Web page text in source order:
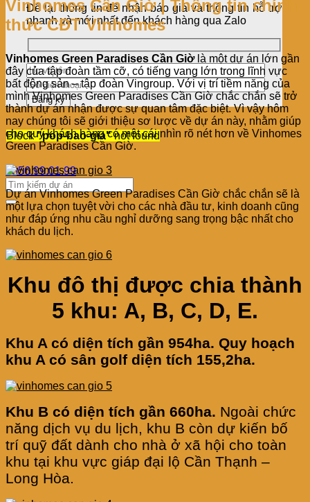
Để lại thông tin để nhận báo giá và thông tin hỗ trợ
nhanh và mới nhất đến khách hàng qua Zalo
Block"pop-bao-gia"not found
0356.99.01.99
Vinhomes Cần Giờ | Thông tin chính
thức CĐT Vinhomes
Vinhomes Green Paradises Cần Giờlà một dự án lớn gần
đây của tập đoàn tầm cỡ, có tiếng vang lớn trong lĩnh vực
bất động sản – tập đoàn Vingroup. Với vị trí tiềm năng của
mình Vinhomes Green Paradises Cần Giờ chắc chắn sẽ trở
thành dự án nhận được sự quan tâm đặc biệt. Vì vậy hôm
nay chúng tôi sẽ giới thiệu sơ lược về dự án này, nhằm giúp
cho quý khách hàng có một cái nhìn rõ nét hơn về Vinhomes
Green Paradises Cần Giờ.
Dự án Vinhomes Green Paradises Cần Giờ chắc chắn sẽ là
một lựa chọn tuyệt vời cho các nhà đầu tư, kinh doanh cũng
như đáp ứng nhu cầu nghỉ dưỡng sang trọng bậc nhất cho
khách du lịch.
Khu đô thị được chia thành
5 khu: A, B, C, D, E.
Khu A có diện tích gần 954ha. Quy hoạch
khu A có sân golf diện tích 155,2ha.
Khu B có diện tích gần 660ha. Ngoài chức
năng dịch vụ du lịch, khu B còn dự kiến bố
trí quỹ đất dành cho nhà ở xã hội cho toàn
khu tại khu vực giáp đại lộ Cần Thạnh –
Long Hòa.